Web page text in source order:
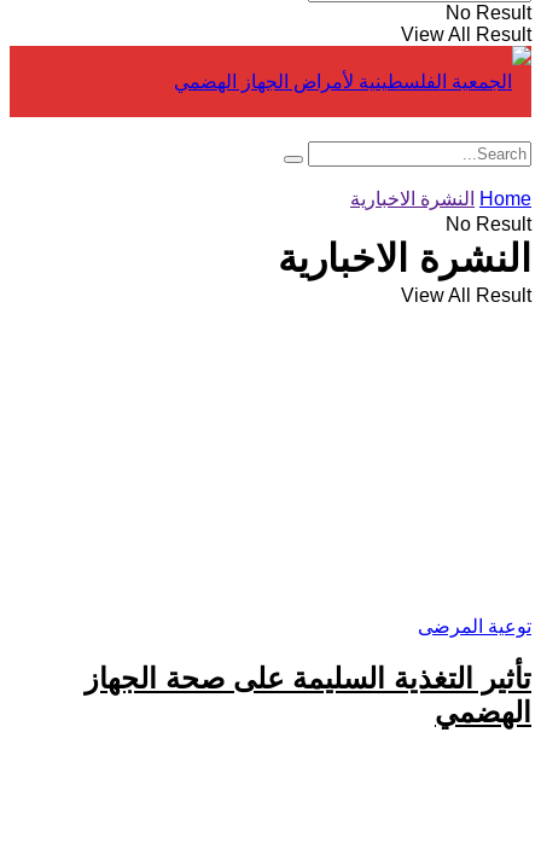
No Result
View All Result
No Result
View All Result
Home النشرة الاخبارية
النشرة الاخبارية
توعية المرضى
تأثير التغذية السليمة على صحة الجهاز
الهضمي